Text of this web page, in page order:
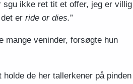
ikke ret tit et offer, jeg er villig
er ride or dies.”
mange veninder, forsøgte hun
de her tallerkener på pinden